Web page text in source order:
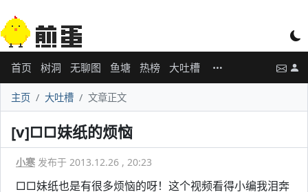
首页 树洞 无聊图 鱼塘 热榜 大吐槽
主页 大吐槽 文章正文
[v]□□妹纸的烦恼
小寒 发布于 2013.12.26 , 20:23
□□妹纸也是有很多烦恼的呀！这个视频看得小编我泪奔